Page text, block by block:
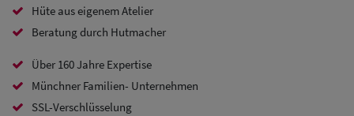
Caps
Sale:
Trucker
Caps
Hüte aus eigenem Atelier
Beratung durch Hutmacher
Über 160 Jahre Expertise
Münchner Familien- Unternehmen
SSL-Verschlüsselung